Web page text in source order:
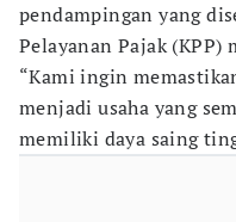
pendampingan yang
Pelayanan Pajak (KPP)
“Kami ingin
menjadi usaha yang
memiliki daya saing